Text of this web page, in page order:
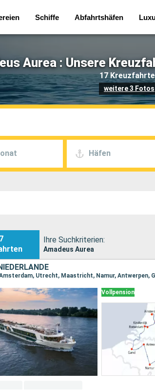
Schiffe Abfahrtshäfen
Aurea : Unsere
17
weitere 3 Fotos
Häfen
Ihre Suchkriterien:
Amadeus Aurea
Utrecht, Maastricht, Namur, Antwerpen,
Vollpension